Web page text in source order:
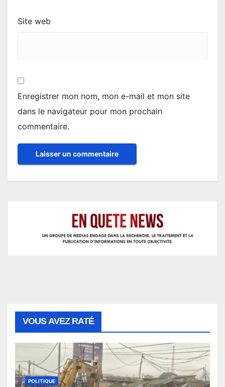
Site web
Enregistrer mon nom, mon e-mail et mon site
dans le navigateur pour mon prochain
commentaire.
VOUS AVEZ RATÉ
POLITIQUE